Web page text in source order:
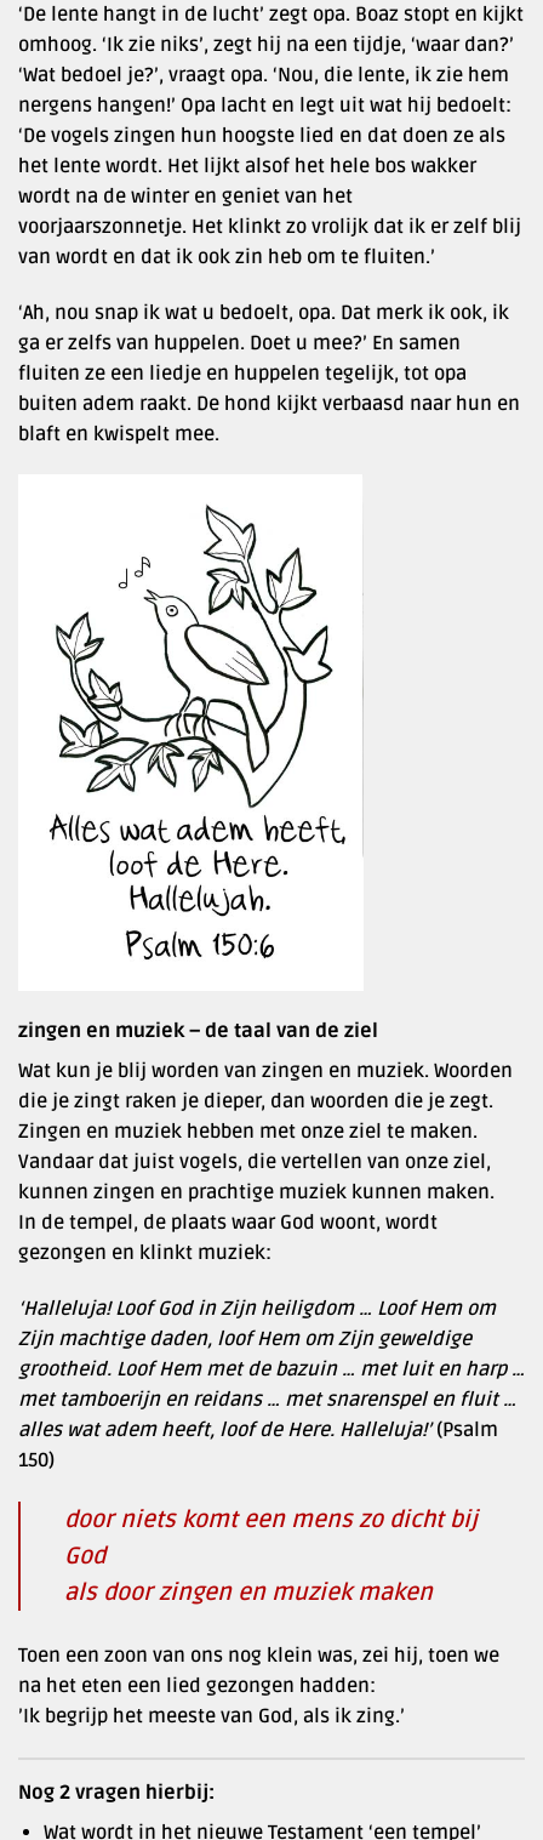
‘De lente hangt in de lucht’ zegt opa. Boaz stopt en kijkt
omhoog. ‘Ik zie niks’, zegt hij na een tijdje, ‘waar dan?’
‘Wat bedoel je?’, vraagt opa. ‘Nou, die lente, ik zie hem
nergens hangen!’ Opa lacht en legt uit wat hij bedoelt:
‘De vogels zingen hun hoogste lied en dat doen ze als
het lente wordt. Het lijkt alsof het hele bos wakker
wordt na de winter en geniet van het
voorjaarszonnetje. Het klinkt zo vrolijk dat ik er zelf blij
van wordt en dat ik ook zin heb om te fluiten.’
‘Ah, nou snap ik wat u bedoelt, opa. Dat merk ik ook, ik
ga er zelfs van huppelen. Doet u mee?’ En samen
fluiten ze een liedje en huppelen tegelijk, tot opa
buiten adem raakt. De hond kijkt verbaasd naar hun en
blaft en kwispelt mee.
zingen en muziek – de taal van de ziel
Wat kun je blij worden van zingen en muziek. Woorden
die je zingt raken je dieper, dan woorden die je zegt.
Zingen en muziek hebben met onze ziel te maken.
Vandaar dat juist vogels, die vertellen van onze ziel,
kunnen zingen en prachtige muziek kunnen maken.
In de tempel, de plaats waar God woont, wordt
gezongen en klinkt muziek:
‘Halleluja! Loof God in Zijn heiligdom … Loof Hem om
Zijn machtige daden, loof Hem om Zijn geweldige
grootheid. Loof Hem met de bazuin … met luit en harp …
met tamboerijn en reidans … met snarenspel en fluit …
alles wat adem heeft, loof de Here. Halleluja!’(Psalm
150)
door niets komt een mens zo dicht bij
God
als door zingen en muziek maken
Toen een zoon van ons nog klein was, zei hij, toen we
na het eten een lied gezongen hadden:
’Ik begrijp het meeste van God, als ik zing.’
Nog 2 vragen hierbij:
Wat wordt in het nieuwe Testament ‘een tempel’